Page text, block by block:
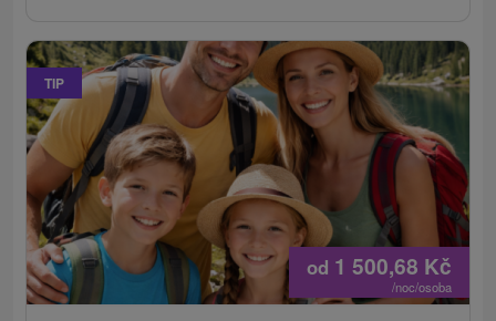
TIP
od 1 500,68 Kč
/noc/osoba